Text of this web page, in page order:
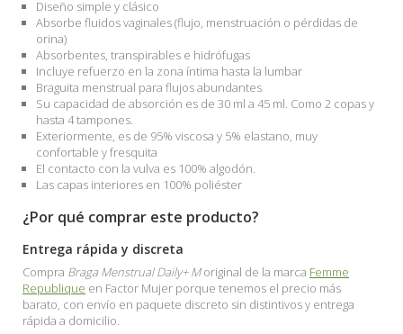
Diseño simple y clásico
Absorbe fluidos vaginales (flujo, menstruación o pérdidas de
orina)
Absorbentes, transpirables e hidrófugas
Incluye refuerzo en la zona íntima hasta la lumbar
Braguita menstrual para flujos abundantes
Su capacidad de absorción es de 30 ml a 45 ml. Como 2 copas y
hasta 4 tampones.
Exteriormente, es de 95% viscosa y 5% elastano, muy
confortable y fresquita
El contacto con la vulva es 100% algodón.
Las capas interiores en 100% poliéster
¿Por qué comprar este producto?
Entrega rápida y discreta
Compra Braga Menstrual Daily+ Moriginal de la marca Femme
Republique en Factor Mujer porque tenemos el precio más
barato, con envío en paquete discreto sin distintivos y entrega
rápida a domicilio.